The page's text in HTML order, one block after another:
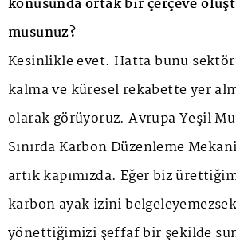
konusunda ortak bir çerçeve
musunuz?
Kesinlikle evet. Hatta bunu
kalma ve küresel rekabette yer
olarak görüyoruz. Avrupa Yeşil
Sınırda Karbon Düzenleme
artık kapımızda. Eğer biz
karbon ayak izini
yönettiğimizi şeffaf bir şekilde